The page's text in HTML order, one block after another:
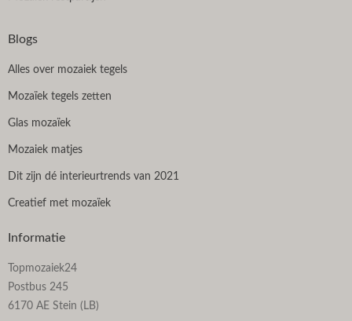
Blogs
Alles over mozaiek tegels
Mozaïek tegels zetten
Glas mozaïek
Mozaiek matjes
Dit zijn dé interieurtrends van 2021
Creatief met mozaïek
Informatie
Topmozaiek24
Postbus 245
6170 AE Stein (LB)